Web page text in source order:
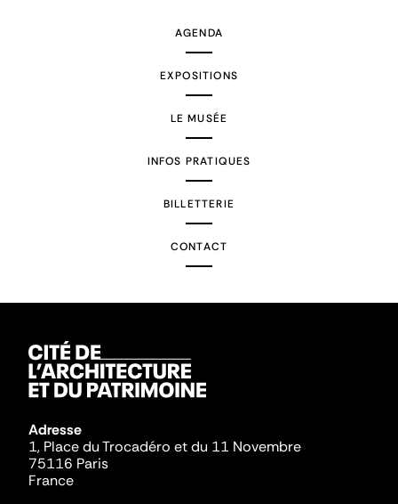
AGENDA
EXPOSITIONS
LE MUSÉE
INFOS PRATIQUES
BILLETTERIE
CONTACT
Adresse
1, Place du Trocadéro et du 11 Novembre
75116 Paris
France